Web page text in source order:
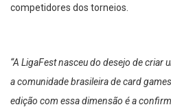
competidores dos torneios.
“A LigaFest nasceu do desejo de criar
a comunidade brasileira de card
edição com essa dimensão é a